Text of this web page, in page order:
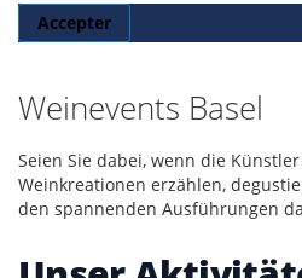
Accepter
Weinevents Basel
Seien Sie dabei, wenn die
Weinkreationen erzählen,
den spannenden Ausführungen